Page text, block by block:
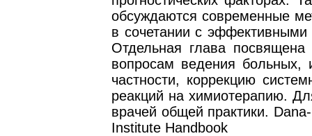
обсуждаются современные
в сочетании с эффективными
Отдельная глава посвящена
вопросам ведения больных,
частности, коррекцию
реакций на химиотерапию.
врачей общей практики.
Institute Handbook